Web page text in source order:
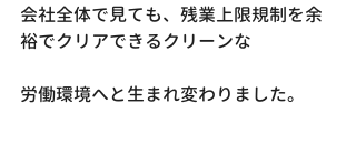
会社全体で見ても、残業上限規制を余
裕でクリアできるクリーンな
労働環境へと生まれ変わりました。